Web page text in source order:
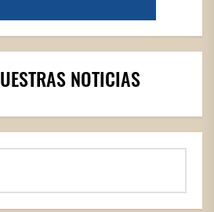
NOTICIAS